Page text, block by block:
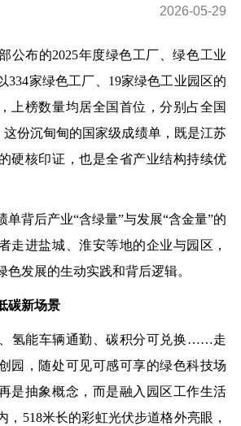
2026-05-29
布的2025年度绿色工厂、绿色工业
334家绿色工厂、19家绿色工业园区的
上榜数量均居全国首位，分别占全国
这份沉甸甸的国家级成绩单，既是江苏
硬核印证，也是全省产业结构持续优
背后产业“含绿量”与发展“含金量”的
走进盐城、淮安等地的企业与园区，
色发展的生动实践和背后逻辑。
新场景
能车辆通勤、碳积分可兑换……走
园，随处可见可感可享的绿色科技场
是抽象概念，而是融入园区工作生活
，518米长的彩虹光伏步道格外亮眼，